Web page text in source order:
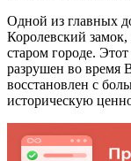
Одной из главных
Королевский
старом городе.
разрушен во время
восстановлен с
историческую